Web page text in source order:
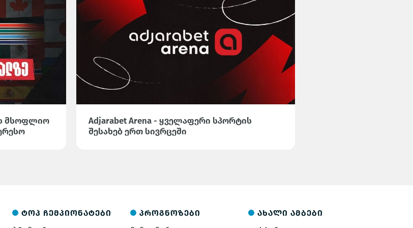
მსოფლიო
Adjarabet Arena - ყველაფერი სპორტის
შესახებ ერთ სივრცეში
ტოპ ჩემპიონატები
პროგნოზები
ახალი ამბები